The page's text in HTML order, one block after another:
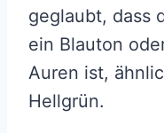
geglaubt, dass
ein Blauton
Auren ist,
Hellgrün.